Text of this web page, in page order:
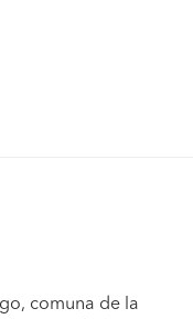
comuna de la